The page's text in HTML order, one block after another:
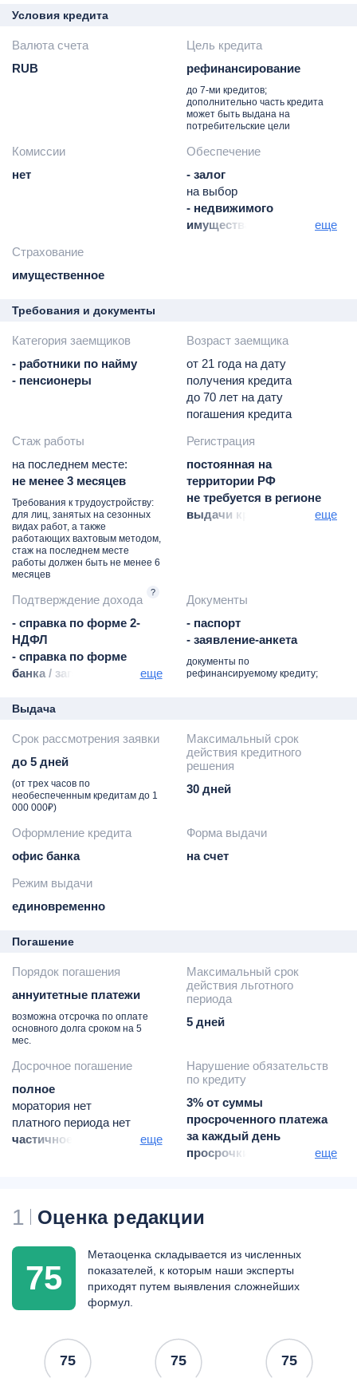
Условия кредита
Валюта счета
RUB
Цель кредита
рефинансирование
до 7-ми кредитов;
дополнительно часть кредита
может быть выдана на
потребительские цели
Комиссии
нет
Обеспечение
- залог
на выбор
- недвижимого
имущества, обязательно
еще
Страхование
имущественное
Требования и документы
Категория заемщиков
- работники по найму
- пенсионеры
Возраст заемщика
от 21 года на дату
получения кредита
до 70 лет на дату
погашения кредита
Стаж работы
на последнем месте:
не менее 3 месяцев
Требования к трудоустройству:
для лиц, занятых на сезонных
видах работ, а также
работающих вахтовым методом,
стаж на последнем месте
работы должен быть не менее 6
месяцев
Регистрация
постоянная на
территории РФ
не требуется в регионе
выдачи кредита
еще
Подтверждение дохода
?
- справка по форме 2-
НДФЛ
- справка по форме
банка / запрос
еще
Документы
- паспорт
- заявление-анкета
документы по
рефинансируемому кредиту;
Выдача
Срок рассмотрения заявки
до 5 дней
(от трех часов по
необеспеченным кредитам до 1
000 000₽)
Максимальный срок
действия кредитного
решения
30 дней
Оформление кредита
офис банка
Форма выдачи
на счет
Режим выдачи
единовременно
Погашение
Порядок погашения
аннуитетные платежи
возможна отсрочка по оплате
основного долга сроком на 5
мес.
Максимальный срок
действия льготного
периода
5 дней
Досрочное погашение
полное
моратория нет
платного периода нет
частичное
еще
Нарушение обязательств
по кредиту
3% от суммы
просроченного платежа
за каждый день
просрочки + 700 руб.
задолженности, но не
еще
1 Оценка редакции
75
Метаоценка складывается из численных
показателей, к которым наши эксперты
приходят путем выявления сложнейших
формул.
75 75 75